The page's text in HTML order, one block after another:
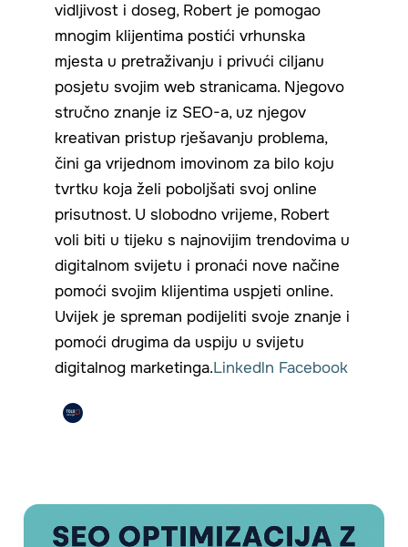
vidljivost i doseg, Robert je pomogao
mnogim klijentima postići vrhunska
mjesta u pretraživanju i privući ciljanu
posjetu svojim web stranicama. Njegovo
stručno znanje iz SEO-a, uz njegov
kreativan pristup rješavanju problema,
čini ga vrijednom imovinom za bilo koju
tvrtku koja želi poboljšati svoj online
prisutnost. U slobodno vrijeme, Robert
voli biti u tijeku s najnovijim trendovima u
digitalnom svijetu i pronaći nove načine
pomoći svojim klijentima uspjeti online.
Uvijek je spreman podijeliti svoje znanje i
pomoći drugima da uspiju u svijetu
digitalnog marketinga.Linkedln Facebook